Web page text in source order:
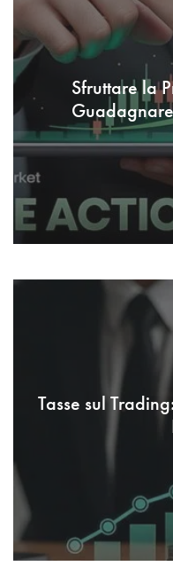
Sfruttare la
Tasse sul